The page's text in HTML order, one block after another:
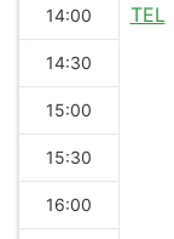
TEL
14:00
14:30
15:00
15:30
16:00